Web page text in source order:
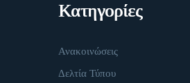
Κατηγορίες
Ανακοινώσεις
Δελτία Τύπου